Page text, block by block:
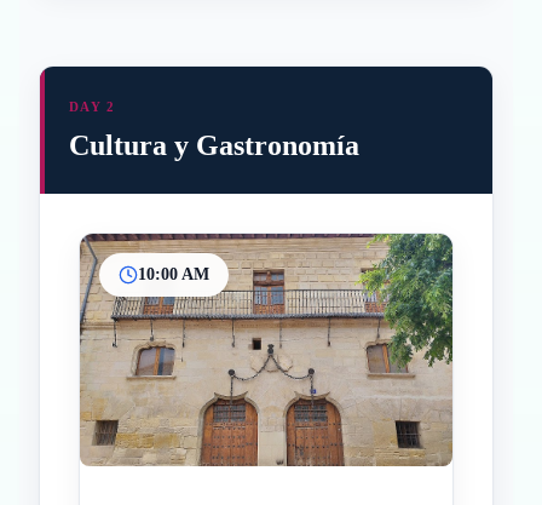
InicioParadas intermedias
Final
DAY 2
Cultura y Gastronomía
10:00 AM